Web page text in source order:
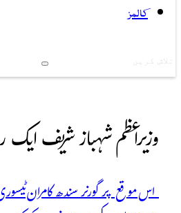
کالمز
Search
وزیراعظم شہباز شریف
اس موقع پر گورنر سندھ کامران ٹیسوری